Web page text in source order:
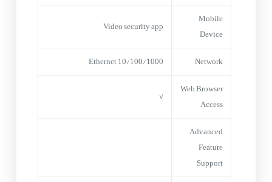
Mobile
Device
Video security app
Network
10/100/1000 Ethernet
Web Browser
Access
√
Advanced
Feature
Support